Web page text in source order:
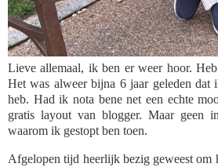
Lieve allemaal, ik ben er weer hoor.
Het was alweer bijna 6 jaar geleden dat
heb. Had ik nota bene net een echte
gratis layout van blogger. Maar geen
waarom ik gestopt ben toen.
Afgelopen tijd heerlijk bezig geweest om